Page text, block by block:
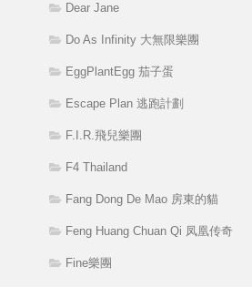
Dear Jane
Do As Infinity 大無限樂團
EggPlantEgg 茄子蛋
Escape Plan 逃跑計劃
F.I.R.飛兒樂團
F4 Thailand
Fang Dong De Mao 房東的貓
Feng Huang Chuan Qi 凤凰传奇
Fine樂團